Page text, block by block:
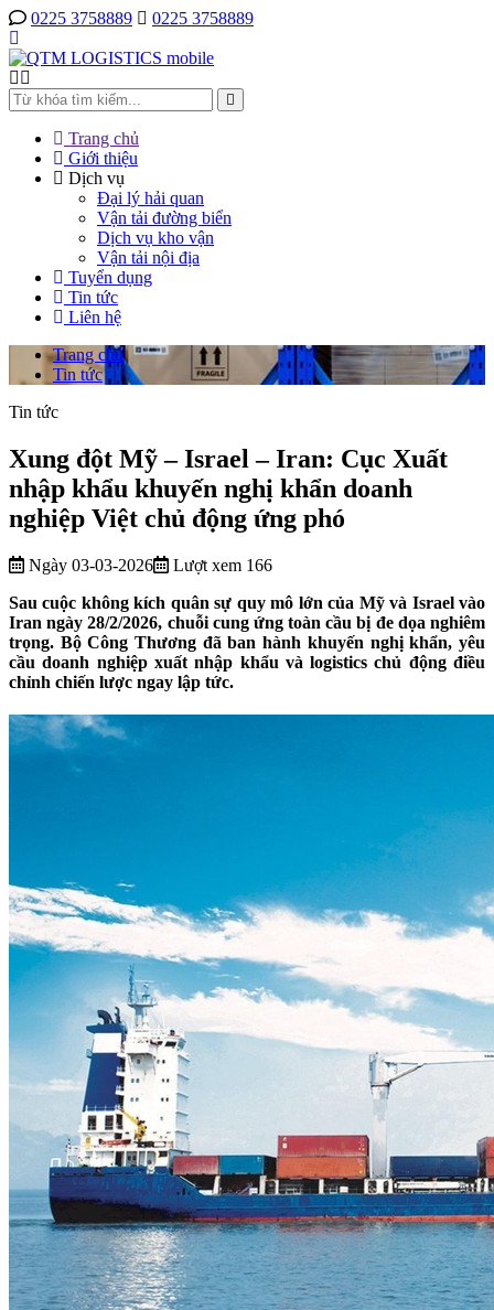
0225 3758889 0225 3758889
Trang chủ
Giới thiệu
Dịch vụ
Đại lý hải quan
Vận tải đường biển
Dịch vụ kho vận
Vận tải nội địa
Tuyển dụng
Tin tức
Liên hệ
Trang chủ
Tin tức
Tin tức
Xung đột Mỹ – Israel – Iran: Cục Xuất
nhập khẩu khuyến nghị khẩn doanh
nghiệp Việt chủ động ứng phó
Ngày 03-03-2026
Lượt xem 166
Sau cuộc không kích quân sự quy mô lớn của Mỹ và Israel vào
Iran ngày 28/2/2026, chuỗi cung ứng toàn cầu bị đe dọa nghiêm
trọng. Bộ Công Thương đã ban hành khuyến nghị khẩn, yêu
cầu doanh nghiệp xuất nhập khẩu và logistics chủ động điều
chỉnh chiến lược ngay lập tức.